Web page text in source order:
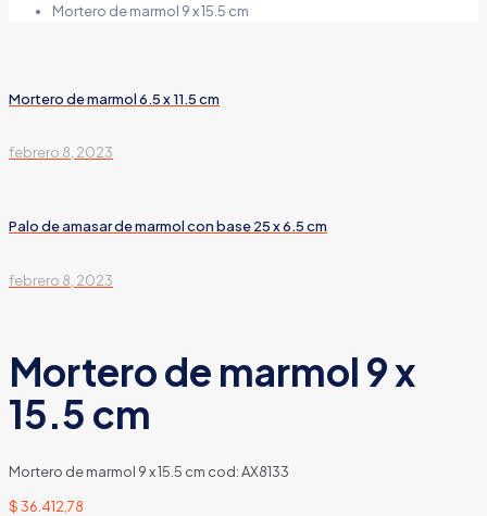
Mortero de marmol 9 x 15.5 cm
Mortero de marmol 6.5 x 11.5 cm
febrero 8, 2023
Palo de amasar de marmol con base 25 x 6.5 cm
febrero 8, 2023
Mortero de marmol 9 x
15.5 cm
Mortero de marmol 9 x 15.5 cm cod: AX8133
$36.412,78